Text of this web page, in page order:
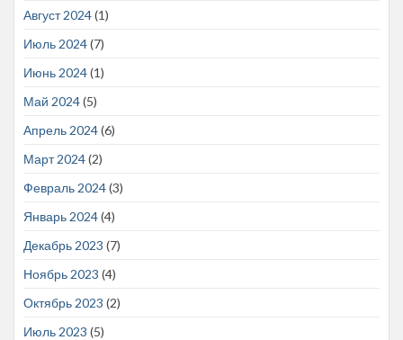
Август 2024(1)
Июль 2024(7)
Июнь 2024(1)
Май 2024(5)
Апрель 2024(6)
Март 2024(2)
Февраль 2024(3)
Январь 2024(4)
Декабрь 2023 (7)
Ноябрь 2023 (4)
Октябрь 2023 (2)
Июль 2023 (5)